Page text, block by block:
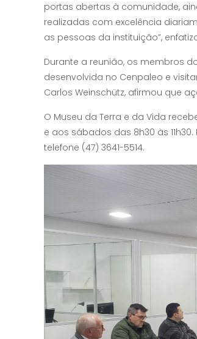
portas abertas à comunidade,
realizadas com excelência
as pessoas da instituição”,
Durante a reunião, os membros
desenvolvida no Cenpaleo e
Carlos Weinschütz, afirmou que
O Museu da Terra e da Vida
e aos sábados das 8h30 às
telefone (47) 3641-5514.